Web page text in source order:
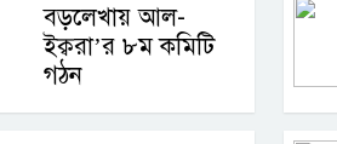
বড়লেখায় আল-
ইক্বরা’র ৮ম কমিটি
গঠন